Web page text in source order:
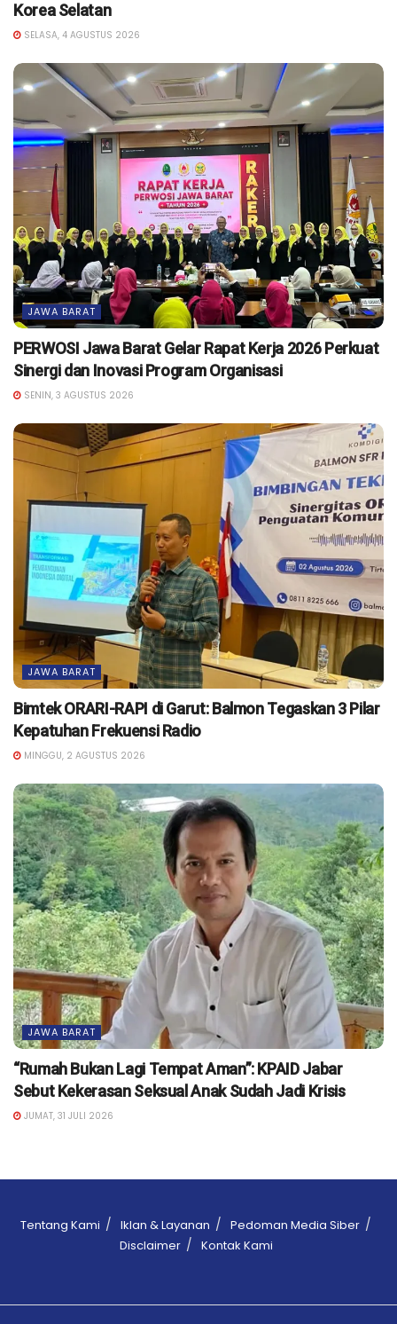
Korea Selatan
SELASA, 4 AGUSTUS 2026
JAWA BARAT
PERWOSI Jawa Barat Gelar Rapat Kerja 2026 Perkuat
Sinergi dan Inovasi Program Organisasi
SENIN, 3 AGUSTUS 2026
JAWA BARAT
Bimtek ORARI-RAPI di Garut: Balmon Tegaskan 3 Pilar
Kepatuhan Frekuensi Radio
MINGGU, 2 AGUSTUS 2026
JAWA BARAT
“Rumah Bukan Lagi Tempat Aman”: KPAID Jabar
Sebut Kekerasan Seksual Anak Sudah Jadi Krisis
JUMAT, 31 JULI 2026
Tentang Kami Iklan & Layanan
Pedoman Media Siber
Disclaimer
Kontak Kami